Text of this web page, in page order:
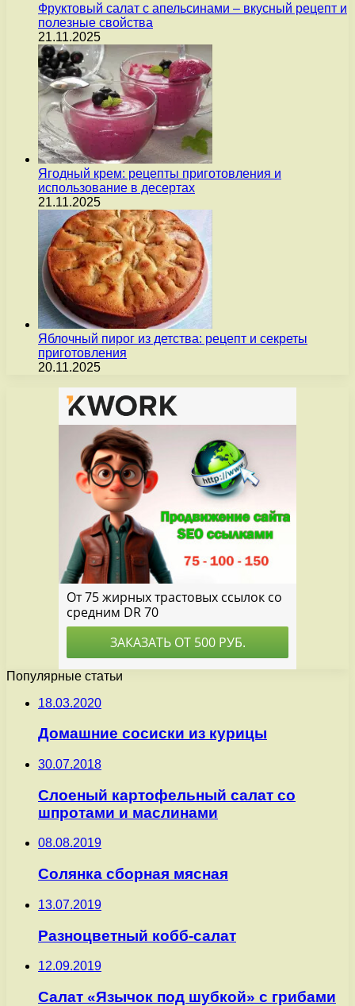
Фруктовый салат с апельсинами – вкусный рецепт и
полезные свойства
21.11.2025
Ягодный крем: рецепты приготовления и
использование в десертах
21.11.2025
Яблочный пирог из детства: рецепт и секреты
приготовления
20.11.2025
Популярные статьи
18.03.2020
Домашние сосиски из курицы
30.07.2018
Слоеный картофельный салат со
шпротами и маслинами
08.08.2019
Солянка сборная мясная
13.07.2019
Разноцветный кобб-салат
12.09.2019
Салат «Язычок под шубкой» с грибами